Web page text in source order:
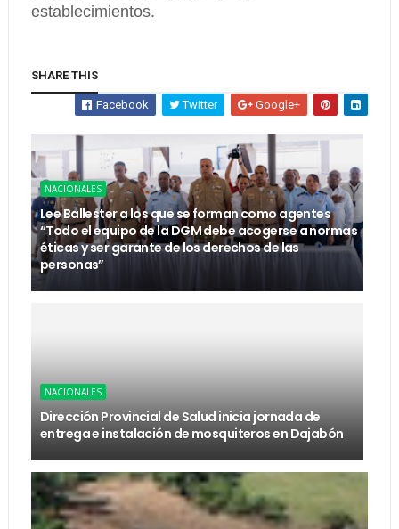
establecimientos.
SHARE THIS
Facebook Twitter Google+
NACIONALES
Lee Ballester a los que se forman como agentes
“Todo el equipo de la DGM debe acogerse a normas
éticas y ser garante de los derechos de las
personas”
NACIONALES
Dirección Provincial de Salud inicia jornada de
entrega e instalación de mosquiteros en Dajabón